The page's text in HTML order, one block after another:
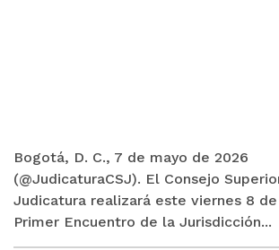
Bogotá, D. C., 7 de mayo de 2026
(@JudicaturaCSJ). El Consejo
Judicatura realizará este viernes 8
Primer Encuentro de la Jurisdicción...